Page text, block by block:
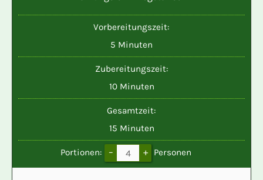
Vorbereitungszeit:
5 Minuten
Minuten
Zubereitungszeit:
10Minuten
Minuten
Gesamtzeit:
15Minuten
Minuten
Portionen: – + Personen